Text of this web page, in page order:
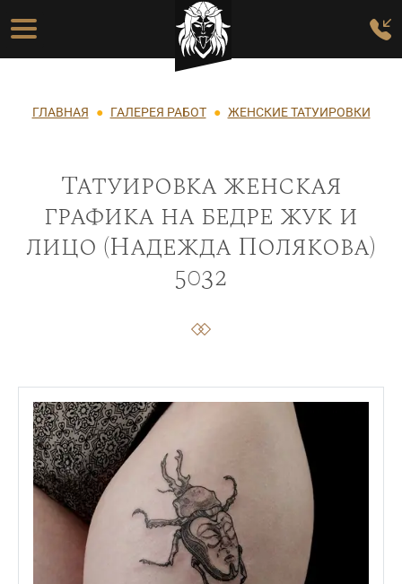
Перейти к основному содержанию
Основная навигация
Строка навигации
ГЛАВНАЯ ГАЛЕРЕЯ РАБОТ ЖЕНСКИЕ ТАТУИРОВКИ
Татуировка женская
графика на бедре жук и
лицо (Надежда Полякова)
5032